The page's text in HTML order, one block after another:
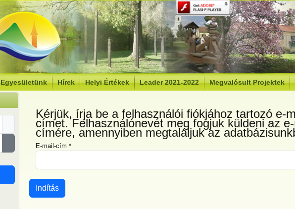
Egyesületünk Hírek Helyi Értékek Leader 2021-2022 Megvalósult Projektek
Jelszó megjelenítése
Kérjük, írja be a felhasználói fiókjához tartozó e-
címet. Felhasználónevét meg fogjuk küldeni az
címére, amennyiben megtaláljuk az
E-mail-cím *
Indítás